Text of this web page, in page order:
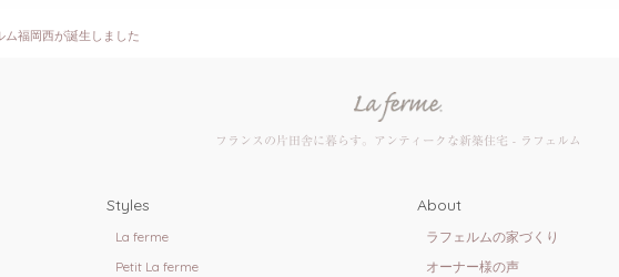
ム福岡西が誕生しました
フランスの片田舎に暮らす。 アンティークな新築住宅 - ラフェルム
Styles
La ferme
Petit La ferme
About
ラフェルムの家づくり
オーナー様の声